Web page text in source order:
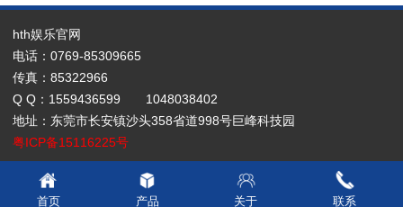
hth娱乐官网
电话：0769-85309665
传真：85322966
Q Q：1559436599 1048038402
地址：东莞市长安镇沙头358省道998号巨峰科技园
粤ICP备15116225号
首页 产品 关于 联系